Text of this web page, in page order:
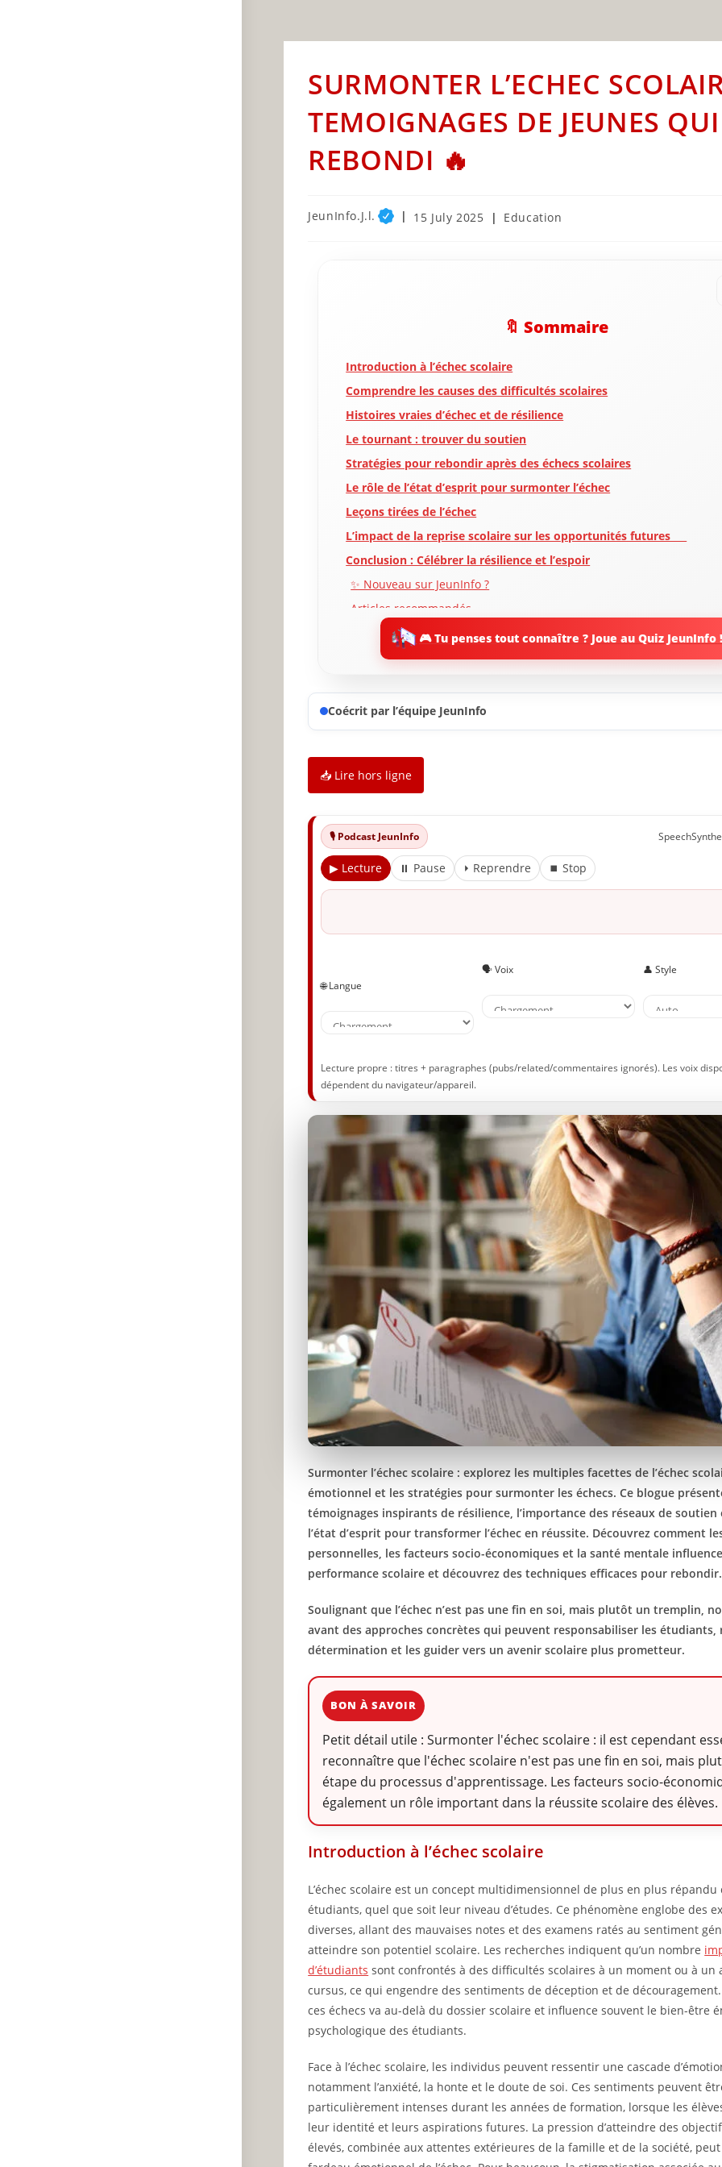
SURMONTER L’ECHEC
TEMOIGNAGES DE JEUNES
REBONDI 🔥
Post
JeunInfo.J.l.
Post
15 July 2025
Post
Education
🔖 Sommaire
Introduction à l’échec scolaire
Comprendre les causes des difficultés scolaires
Histoires vraies d’échec et de résilience
Le tournant : trouver du soutien
Stratégies pour rebondir après des échecs scolaires
Le rôle de l’état d’esprit pour surmonter l’échec
Leçons tirées de l’échec
L’impact de la reprise scolaire sur les opportunités futures
Conclusion : Célébrer la résilience et l’espoir
✨ Nouveau sur JeunInfo ?
Articles recommandés
Partager l'amour🎮 Tu penses tout connaître ? Joue au Quiz JeunInfo !
Coécrit par l’équipe JeunInfo
📥 Lire hors ligne
🎙️ Podcast JeunInfo
▶ Lecture ⏸ Pause ⏵ Reprendre ⏹ Stop
🌐 Langue
🗣️ Voix 👤 Style
Lecture propre : titres + paragraphes (pubs/related/commentaires ignorés). Les voix
dépendent du navigateur/appareil.
Surmonter l’échec scolaire : explorez les multiples facettes de l’échec
émotionnel et les stratégies pour surmonter les échecs. Ce blogue
témoignages inspirants de résilience, l’importance des réseaux de
l’état d’esprit pour transformer l’échec en réussite. Découvrez comment
personnelles, les facteurs socio-économiques et la santé mentale
performance scolaire et découvrez des techniques efficaces pour rebondir.
Soulignant que l’échec n’est pas une fin en soi, mais plutôt un tremplin,
avant des approches concrètes qui peuvent responsabiliser les étudiants,
détermination et les guider vers un avenir scolaire plus prometteur.
BON À SAVOIR
Petit détail utile : Surmonter l'échec scolaire : il est cependant
reconnaître que l'échec scolaire n'est pas une fin en soi, mais
étape du processus d'apprentissage. Les facteurs socio-
également un rôle important dans la réussite scolaire des élèves.
Introduction à l’échec scolaire
L’échec scolaire est un concept multidimensionnel de plus en plus répandu
étudiants, quel que soit leur niveau d’études. Ce phénomène englobe des
diverses, allant des mauvaises notes et des examens ratés au sentiment
atteindre son potentiel scolaire. Les recherches indiquent qu’un nombre
d’étudiants sont confrontés à des difficultés scolaires à un moment ou à un
cursus, ce qui engendre des sentiments de déception et de découragement.
ces échecs va au-delà du dossier scolaire et influence souvent le bien-être
psychologique des étudiants.
Face à l’échec scolaire, les individus peuvent ressentir une cascade
notamment l’anxiété, la honte et le doute de soi. Ces sentiments peuvent
particulièrement intenses durant les années de formation, lorsque les
leur identité et leurs aspirations futures. La pression d’atteindre des
élevés, combinée aux attentes extérieures de la famille et de la société,